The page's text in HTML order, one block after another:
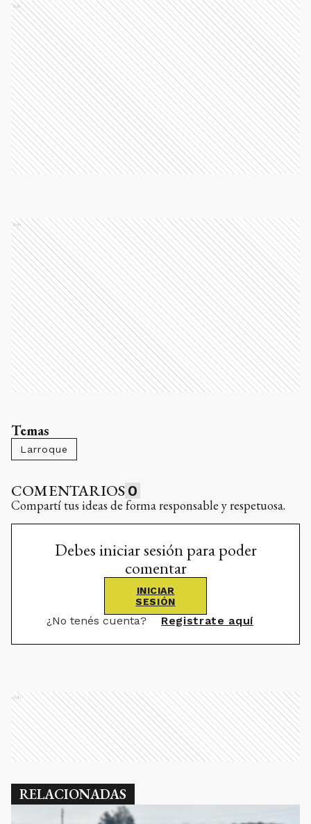
Ads
Ads
Temas
Larroque
COMENTARIOS 0
Compartí tus ideas de forma responsable y respetuosa.
Debes iniciar sesión para poder
comentar
INICIAR
SESIÓN
¿No tenés cuenta? Registrate aquí
Ads
RELACIONADAS